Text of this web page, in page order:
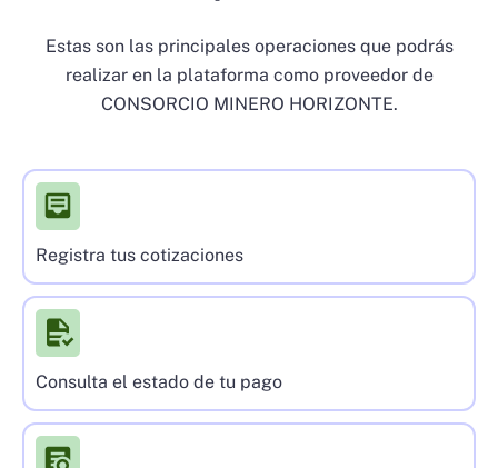
Estas son las principales operaciones que podrás
realizar en la plataforma como proveedor de
CONSORCIO MINERO HORIZONTE.
Registra tus cotizaciones
Consulta el estado de tu pago